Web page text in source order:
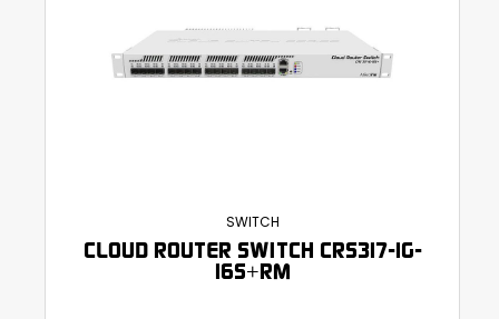
SWITCH
CLOUD ROUTER SWITCH CRS317-1G-
16S+RM